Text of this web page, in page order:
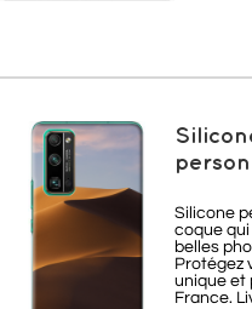
Silicone
coque qui
belles
Protégez
unique et
France.